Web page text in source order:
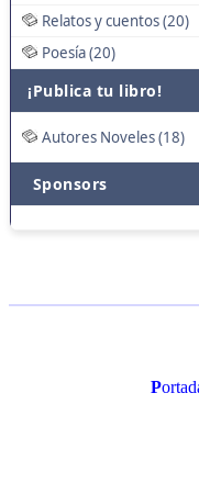
Relatos y cuentos (20)
Poesía (20)
¡Publica tu libro!
Autores Noveles (18)
Sponsors
P